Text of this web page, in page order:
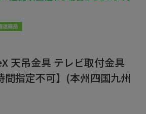
天吊金具 テレビ取付金具
間指定不可】(本州四国九州